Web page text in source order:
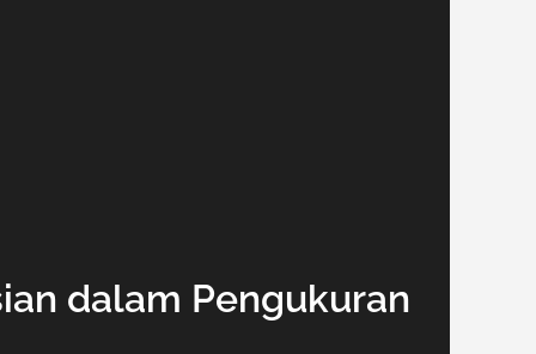
dalam Pengukuran